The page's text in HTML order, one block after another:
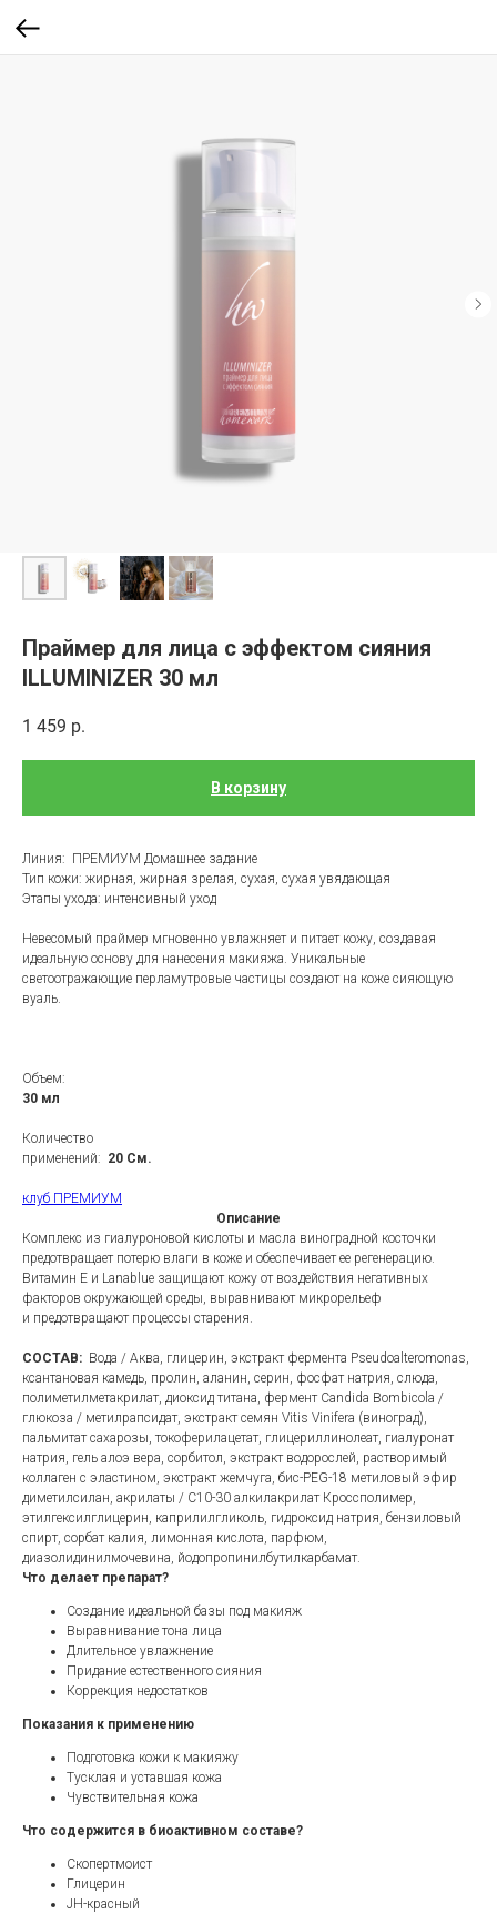
Праймер для лица с эффектом сияния
ILLUMINIZER 30 мл
1 459 р.
В корзину
Линия: ПРЕМИУМ Домашнее задание
Тип кожи: жирная, жирная зрелая, сухая, сухая увядающая
Этапы ухода: интенсивный уход
Невесомый праймер мгновенно увлажняет и питает кожу, создавая
идеальную основу для нанесения макияжа. Уникальные
светоотражающие перламутровые частицы создают на коже сияющую
вуаль.
Объем:
30 мл
Количество
применений: 20 См.
клуб ПРЕМИУМ
Описание
Комплекс из гиалуроновой кислоты и масла виноградной косточки
предотвращает потерю влаги в коже и обеспечивает ее регенерацию.
Витамин Е и Lanablue защищают кожу от воздействия негативных
факторов окружающей среды, выравнивают микрорельеф
и предотвращают процессы старения.
СОСТАВ: Вода / Аква, глицерин, экстракт фермента Pseudoalteromonas,
ксантановая камедь, пролин, аланин, серин, фосфат натрия, слюда,
полиметилметакрилат, диоксид титана, фермент Candida Bombicola /
глюкоза / метилрапсидат, экстракт семян Vitis Vinifera (виноград),
пальмитат сахарозы, токоферилацетат, глицериллинолеат, гиалуронат
натрия, гель алоэ вера, сорбитол, экстракт водорослей, растворимый
коллаген с эластином, экстракт жемчуга, бис-PEG-18 метиловый эфир
диметилсилан, акрилаты / C10-30 алкилакрилат Кроссполимер,
этилгексилглицерин, каприлилгликоль, гидроксид натрия, бензиловый
спирт, сорбат калия, лимонная кислота, парфюм,
диазолидинилмочевина, йодопропинилбутилкарбамат.
Что делает препарат?
Создание идеальной базы под макияж
Выравнивание тона лица
Длительное увлажнение
Придание естественного сияния
Коррекция недостатков
Показания к применению
Подготовка кожи к макияжу
Тусклая и уставшая кожа
Чувствительная кожа
Что содержится в биоактивном составе?
Скопертмоист
Глицерин
JH-красный